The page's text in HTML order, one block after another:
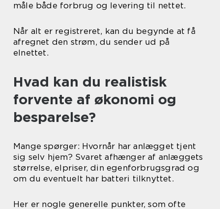
måle både forbrug og levering til nettet.
Når alt er registreret, kan du begynde at få
afregnet den strøm, du sender ud på
elnettet.
Hvad kan du realistisk
forvente af økonomi og
besparelse?
Mange spørger: Hvornår har anlægget tjent
sig selv hjem? Svaret afhænger af anlæggets
størrelse, elpriser, din egenforbrugsgrad og
om du eventuelt har batteri tilknyttet.
Her er nogle generelle punkter, som ofte